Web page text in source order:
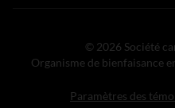
© 2026 Société
Organisme de bienfaisance
Paramètres des